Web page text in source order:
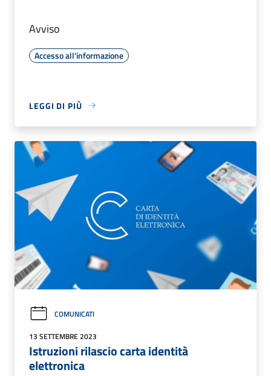
Avviso
Accesso all'informazione
LEGGI DI PIÙ
COMUNICATI
13 SETTEMBRE 2023
Istruzioni rilascio carta identità
elettronica